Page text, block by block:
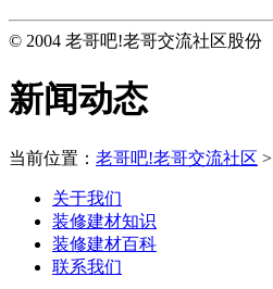
© 2004 老哥吧!老哥交流社区股份
新闻动态
当前位置： 老哥吧!老哥交流社区 >
关于我们
装修建材知识
装修建材百科
联系我们